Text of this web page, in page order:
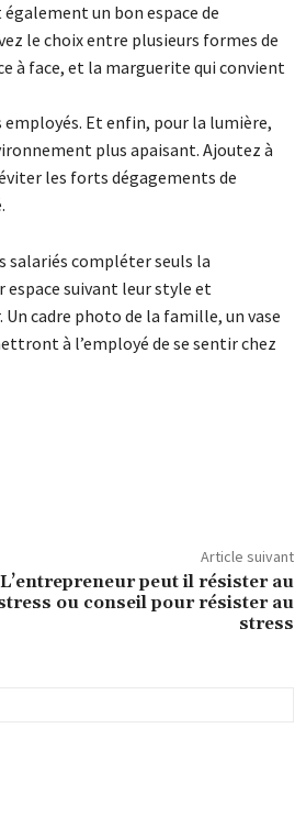
un bon espace de
le choix entre plusieurs formes de
à face, et la marguerite qui convient
Et enfin, pour la lumière,
plus apaisant. Ajoutez à
les forts dégagements de
salariés compléter seuls la
suivant leur style et
cadre photo de la famille, un vase
à l’employé de se sentir chez
Article suivant
L’entrepreneur peut il résister au
ou conseil pour résister au
stress